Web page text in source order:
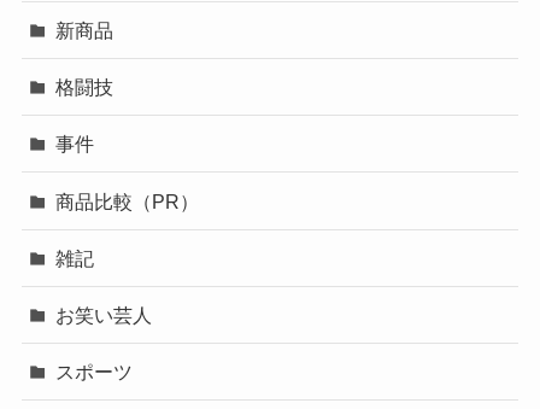
新商品
格闘技
事件
商品比較（PR）
雑記
お笑い芸人
スポーツ